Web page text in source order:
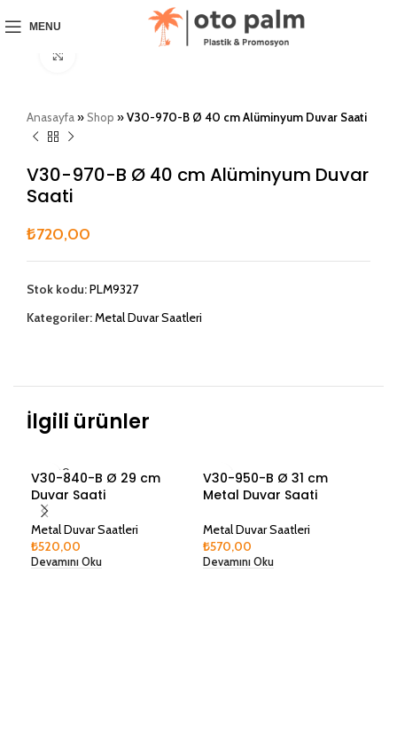
MENU
Anasayfa»Shop »V30-970-B Ø 40 cm Alüminyum Duvar Saati
V30-970-B Ø 40 cm Alüminyum Duvar
Saati
₺720,00
Stok kodu:PLM9327
Kategoriler:Metal Duvar Saatleri
İlgili ürünler
SOLD O
UT
V30-840-B Ø 29 cm
Duvar Saati
Metal Duvar Saatleri
₺520,00
Devamını Oku
V30-950-B Ø 31 cm
Metal Duvar Saati
Metal Duvar Saatleri
₺570,00
Devamını Oku